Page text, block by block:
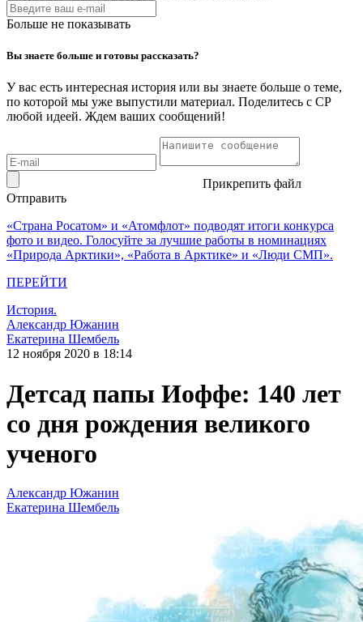
Больше не показывать
Вы знаете больше и готовы рассказать?
У вас есть интересная история или вы знаете больше о теме,
по которой мы уже выпустили материал. Поделитесь с СР
любой идеей. Ждем ваших сообщений!
Прикрепить файл
Отправить
«Страна Росатом» и «Атомфлот» подводят итоги конкурса
фото и видео. Голосуйте за лучшие работы в номинациях
«Природа Арктики», «Работа в Арктике» и «Люди СМП».
ПЕРЕЙТИ
История.
Александр Южанин
Екатерина Шембель
12 ноября 2020 в 18:14
Детсад папы Иоффе: 140 лет
со дня рождения великого
ученого
Александр Южанин
Екатерина Шембель